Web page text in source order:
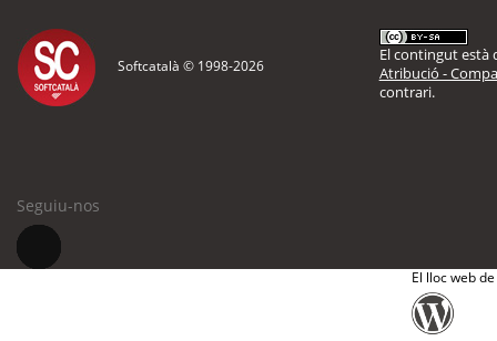
Softcatalà © 1998-2026
El contingut està
Atribució -
contrari.
Seguiu-nos
El lloc web